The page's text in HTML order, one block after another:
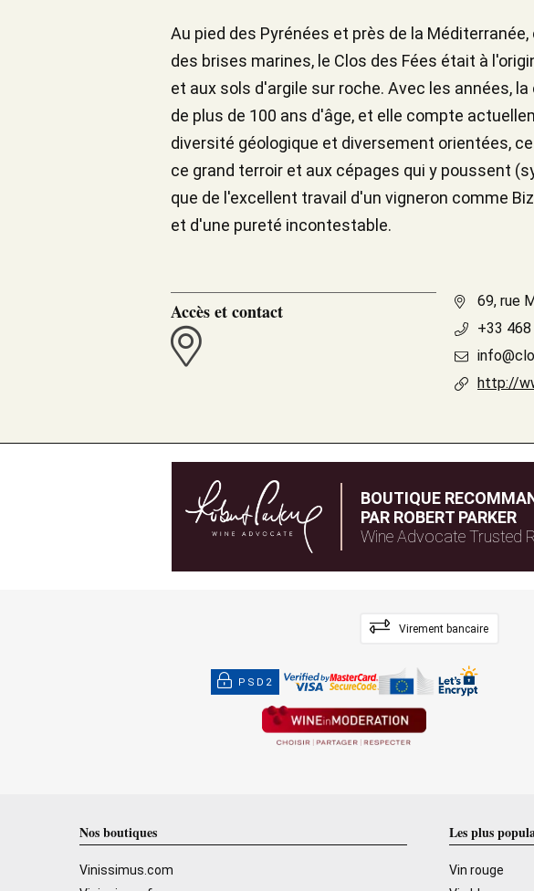
Au pied des Pyrénées et près de la
des brises marines, le Clos des Fées était à
et aux sols d'argile sur roche. Avec les années,
de plus de 100 ans d'âge, et elle compte
diversité géologique et diversement orientées,
ce grand terroir et aux cépages qui y poussent
que de l'excellent travail d'un vigneron comme
et d'une pureté incontestable.
Accès et contact
69, rue
+33
http://
BOUTIQUE
PAR ROBERT PARKER
Wine Advocate Trusted
Virement bancaire
PSD2
Nos boutiques
Vinissimus.com
Les plus
Vin rouge